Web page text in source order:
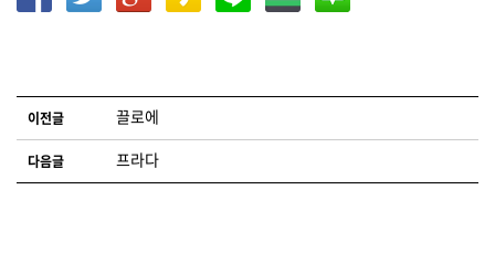
글 네비게이션
이전글 끌로에
다음글 프라다